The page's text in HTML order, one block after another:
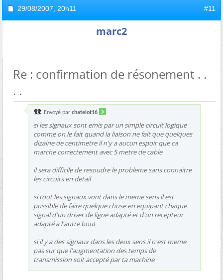
29/08/2007, 20h11 #11
marc2
Re : confirmation de résonement . .
. .
Envoyé par chatelot16
si les signaux sont emis par un simple circuit logique
comme on le fait quand la liaison ne fait que quelques
dizaine de centimetre il n'y a aucun espoir que ca
marche correctement avec 5 metre de cable
il sera difficile de resoudre le probleme sans connaitre
les circuits en detail
si tout les signaux vont dans le meme sens il est
possible de faire quelque chose en equipant chaque
signal d'un driver de ligne adapté et d'un recepteur
adapté a l'autre bout
si il y a des signaux dans les deux sens il n'est meme
pas sur que l'augmentation des temps de
transmission soit accepté par ta machine